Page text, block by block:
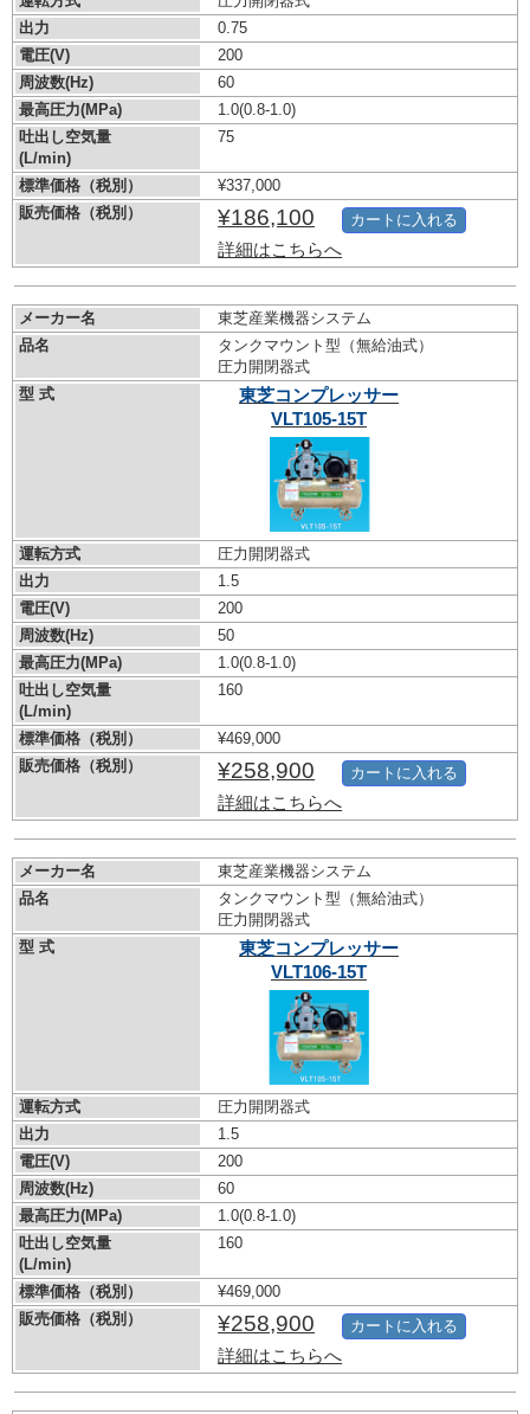
出力
0.75
電圧(V)
200
周波数(Hz)
60
最高圧力(MPa)
1.0(0.8-1.0)
吐出し空気量
(L/min)
75
標準価格（税別）
¥337,000
販売価格（税別）
¥186,100
詳細はこちらへ
カートに入れる
メーカー名
東芝産業機器システム
品名
タンクマウント型（無給油式）
圧力開閉器式
型 式
東芝コンプレッサー
VLT105-15T
運転方式
圧力開閉器式
出力
1.5
電圧(V)
200
周波数(Hz)
50
最高圧力(MPa)
1.0(0.8-1.0)
吐出し空気量
(L/min)
160
標準価格（税別）
¥469,000
販売価格（税別）
¥258,900
詳細はこちらへ
カートに入れる
メーカー名
東芝産業機器システム
品名
タンクマウント型（無給油式）
圧力開閉器式
型 式
東芝コンプレッサー
VLT106-15T
運転方式
圧力開閉器式
出力
1.5
電圧(V)
200
周波数(Hz)
60
最高圧力(MPa)
1.0(0.8-1.0)
吐出し空気量
(L/min)
160
標準価格（税別）
¥469,000
販売価格（税別）
¥258,900
詳細はこちらへ
カートに入れる